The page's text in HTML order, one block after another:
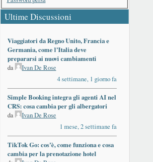
Ultime Discussioni
Viaggiatori da Regno Unito, Francia e
Germania, come l’Italia deve
prepararsi ai nuovi cambiamenti
da
Ivan De Rose
4 settimane, 1 giorno fa
Simple Booking integra gli agenti AI nel
CRS: cosa cambia per gli albergatori
da
Ivan De Rose
1 mese, 2 settimane fa
TikTok Go: cos’è, come funziona e cosa
cambia per la prenotazione hotel